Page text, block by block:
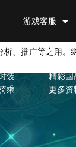
游戏客服
析、推广等之用
业介绍
装
乘
新手指
精彩国
更多资